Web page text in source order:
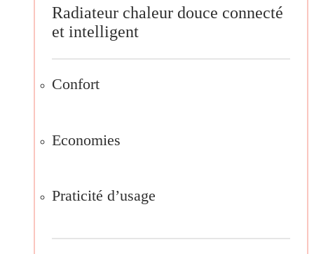
Radiateur chaleur douce connecté
et intelligent
Confort
Economies
Praticité d’usage